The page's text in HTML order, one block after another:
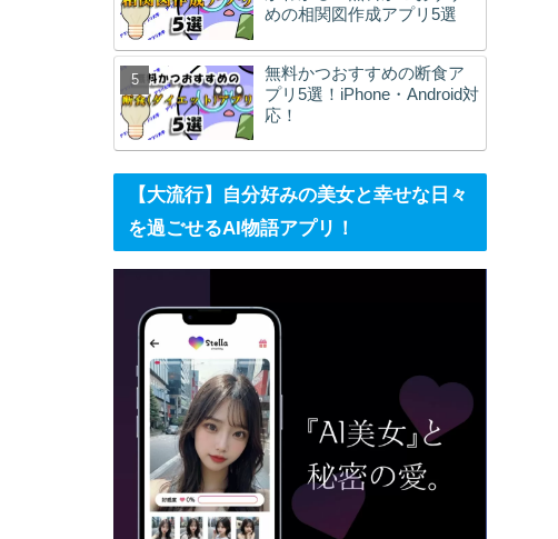
めの相関図作成アプリ5選
無料かつおすすめの断食ア
プリ5選！iPhone・Android対
応！
【大流行】自分好みの美女と幸せな日々
を過ごせるAI物語アプリ！